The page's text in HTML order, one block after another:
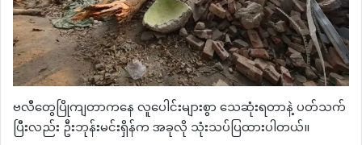
ဗလီတွေပြိုကျတာကနေ လူပေါင်းများစွာ သေဆုံးရတာနဲ့ ပတ်သက်
ပြီးလည်း ဦးဘုန်းမင်းရှိန်က အခုလို သုံးသပ်ပြထားပါတယ်။